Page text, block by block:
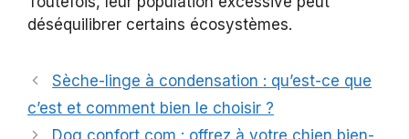
déséquilibrer certains écosystèmes.
Sèche-linge à condensation : qu’est-ce que
c’est et comment bien le choisir ?